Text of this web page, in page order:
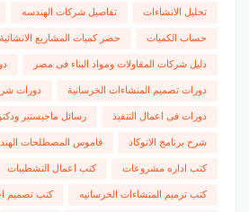
تحليل الانشاءات تفاصيل شركات الهندسه
حساب الكميات حصر كميات المشاريع الانشائية
دليل شركات المقاولات ومواد البناء فى مصر
دورات تصميم المنشاءات الخرسانية دورات
دورات فى اعمال التنفيذ رسائل ماجيستير
شرح برنامج الاتوكاد قاموس المصطلحات
كتب اداره مشروعات كتب اعمال التشطيبات
كتب ترميم المنشاءات الخرسانيه كتب تصميم